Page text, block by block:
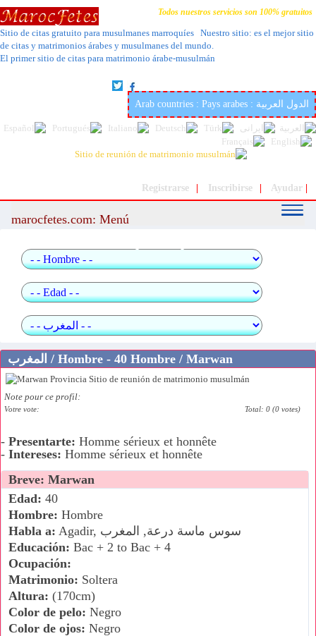
Todos nuestros servicios son 100% gratuitos
Sitio de citas gratuito para musulmanes marroquíes Nuestro sitio: es el mejor sitio
de citas y matrimonios árabes y musulmanes del mundo.
El primer sitio de citas para matrimonio árabe-musulmán
Arab countries : Pays arabes : الدول العربية
Registrarse Inscribirse Ayudar
marocfetes.com: Menú
المغرب / Hombre - 40 Hombre / Marwan
Note pour ce profil:
Votre vote: Total: 0 (0 votes)
- Presentarte: Homme sérieux et honnête
- Intereses: Homme sérieux et honnête
Breve: Marwan
Edad: 40
Hombre: Hombre
Habla a:
Agadir, سوس ماسة درعة, المغرب
Educación: Bac + 2 to Bac + 4
Ocupación:
Matrimonio: Soltera
Altura: (170cm)
Color de pelo: Negro
Color de ojos: Negro